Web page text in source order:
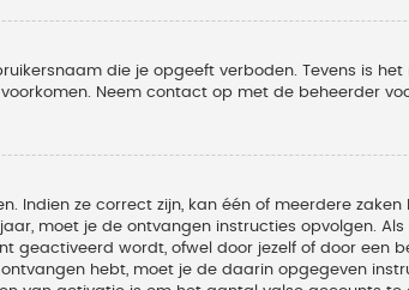
die je opgeeft verboden. Tevens is
Neem contact op met de beheerder
ze correct zijn, kan één of meerdere zaken
moet je de ontvangen instructies opvolgen.
geactiveerd wordt, ofwel door jezelf of door een
hebt, moet je de daarin opgegeven